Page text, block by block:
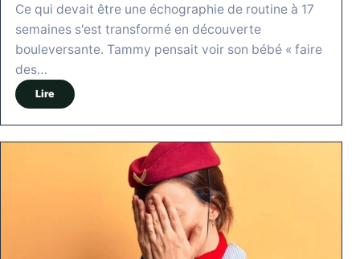
Ce qui devait être une échographie de routine à 17
semaines s'est transformé en découverte
bouleversante. Tammy pensait voir son bébé « faire
des…
Lire